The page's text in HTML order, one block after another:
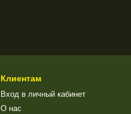
Клиентам
Вход в личный кабинет
О нас